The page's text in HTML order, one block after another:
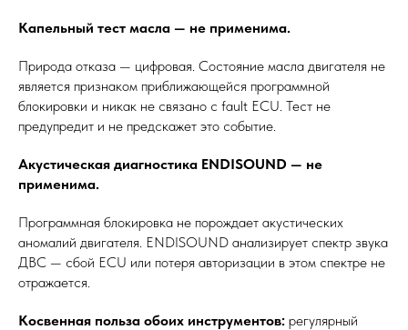
Капельный тест масла — не применима.
Природа отказа — цифровая. Состояние масла двигателя не
является признаком приближающейся программной
блокировки и никак не связано с fault ECU. Тест не
предупредит и не предскажет это событие.
Акустическая диагностика ENDISOUND — не
применима.
Программная блокировка не порождает акустических
аномалий двигателя. ENDISOUND анализирует спектр звука
ДВС — сбой ECU или потеря авторизации в этом спектре не
отражается.
Косвенная польза обоих инструментов: регулярный